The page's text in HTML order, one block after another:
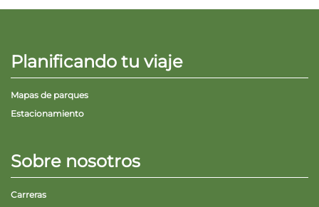
Planificando tu viaje
Mapas de parques
Estacionamiento
Sobre nosotros
Carreras